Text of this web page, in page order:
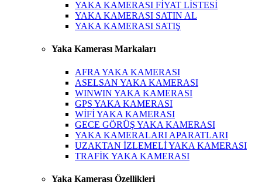
YAKA KAMERASI FİYAT LİSTESİ
YAKA KAMERASI SATIN AL
YAKA KAMERASI SATIŞ
Yaka Kamerası Markaları
AFRA YAKA KAMERASI
ASELSAN YAKA KAMERASI
WINWIN YAKA KAMERASI
GPS YAKA KAMERASI
WİFİ YAKA KAMERASI
GECE GÖRÜŞ YAKA KAMERASI
YAKA KAMERALARI APARATLARI
UZAKTAN İZLEMELİ YAKA KAMERASI
TRAFİK YAKA KAMERASI
Yaka Kamerası Özellikleri